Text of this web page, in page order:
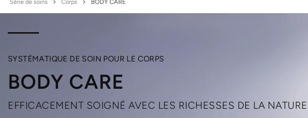
Série de soins Corps BODY CARE
SYSTÉMATIQUE DE SOIN POUR LE CORPS
BODY CARE
EFFICACEMENT SOIGNÉ AVEC LES RICHESSES DE LA NATURE